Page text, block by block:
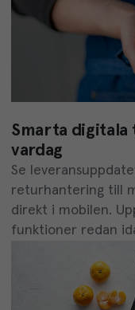
Smarta digitala
vardag
Se
returhantering till
direkt i mobilen.
funktioner redan